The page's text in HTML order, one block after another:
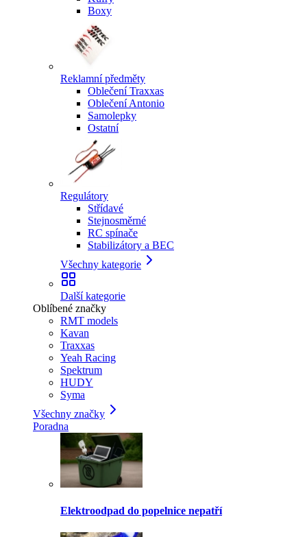
Boxy
Reklamní předměty
Oblečení Traxxas
Oblečení Antonio
Samolepky
Ostatní
Regulátory
Střídavé
Stejnosměrné
RC spínače
Stabilizátory a BEC
Všechny kategorie
Další kategorie
Oblíbené značky
RMT models
Kavan
Traxxas
Yeah Racing
Spektrum
HUDY
Syma
Všechny značky
Poradna
Elektroodpad do popelnice nepatří